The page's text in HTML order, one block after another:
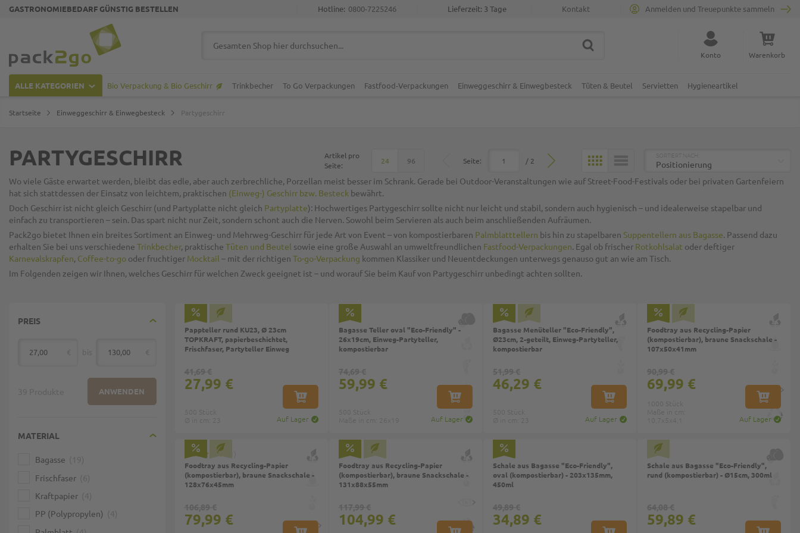
GASTRONOMIEBEDARF GÜNSTIG BESTELLEN Kontakt
Lieferzeit: 3 Tage
Hotline: 0800-7225246 Anmelden und Treuepunkte sammeln
Suche schließen
SUCHE Konto Warenkorb
ALLE KATEGORIEN Bio Verpackung & Bio Geschirr Trinkbecher To Go Verpackungen Fastfood-Verpackungen Einweggeschirr & Einwegbesteck Tüten & Beutel Servietten Hygieneartikel
Startseite Einweggeschirr & Einwegbesteck Partygeschirr
PARTYGESCHIRR
Wo viele Gäste erwartet werden, bleibt das edle, aber auch zerbrechliche, Porzellan meist besser im Schrank. Gerade bei Outdoor-Veranstaltungen wie auf Street-Food-Festivals oder bei privaten Gartenfeiern
hat sich stattdessen der Einsatz von leichtem, praktischen (Einweg-) Geschirr bzw. Besteck bewährt.
Doch Geschirr ist nicht gleich Geschirr (und Partyplatte nicht gleich Partyplatte): Hochwertiges Partygeschirr sollte nicht nur leicht und stabil, sondern auch hygienisch – und idealerweise stapelbar und
einfach zu transportieren – sein. Das spart nicht nur Zeit, sondern schont auch die Nerven. Sowohl beim Servieren als auch beim anschließenden Aufräumen.
Pack2go bietet Ihnen ein breites Sortiment an Einweg- und Mehrweg-Geschirr für jede Art von Event – von kompostierbaren Palmblatttellern bis hin zu stapelbaren Suppentellern aus Bagasse. Passend dazu
erhalten Sie bei uns verschiedene Trinkbecher, praktische Tüten und Beutel sowie eine große Auswahl an umweltfreundlichen Fastfood-Verpackungen. Egal ob frischer Rotkohlsalat oder deftiger
Karnevalskrapfen, Coffee-to-go oder fruchtiger Mocktail – mit der richtigen To-go-Verpackung kommen Klassiker und Neuentdeckungen unterwegs genauso gut an wie am Tisch.
Im Folgenden zeigen wir Ihnen, welches Geschirr für welchen Zweck geeignet ist – und worauf Sie beim Kauf von Partygeschirr unbedingt achten sollten.
Artikel pro
Seite:
24 96 Seite: / 2 KACHELN
PREIS
von
ANWENDEN
MATERIAL
Bagasse
Frischfaser
Kraftpapier
PP (Polypropylen)
Pappteller rund KU23, Ø 23cm
TOPKRAFT, papierbeschichtet,
Frischfaser, Partyteller Einweg
Auf Lager
IN DEN WARENKORB
27,99 €
41,69 €
Bagasse Teller oval "Eco-Friendly" -
26x19cm, Einweg-Partyteller,
kompostierbar
Auf Lager
IN DEN WARENKORB
59,99 €
74,69 €
Bagasse Menüteller "Eco-Friendly",
Ø23cm, 2-geteilt, Einweg-Partyteller,
kompostierbar
Auf Lager
IN DEN WARENKORB
46,29 €
51,99 €
Foodtray aus Recycling-Papier
(kompostierbar), braune Snackschale -
107x50x41mm
Auf Lager
IN DEN
69,99 €
90,99 €
Foodtray aus Recycling-Papier
(kompostierbar), braune Snackschale -
128x76x45mm
79,99 €
106,89 €
Foodtray aus Recycling-Papier
(kompostierbar), braune Snackschale -
131x88x55mm
104,99 €
117,99 €
Schale aus Bagasse "Eco-Friendly",
oval (kompostierbar) - 203x135mm,
450ml
34,89 €
49,89 €
Schale aus Bagasse "Eco-Friendly",
rund (kompostierbar) - Ø15cm, 300ml
59,89 €
64,08 €